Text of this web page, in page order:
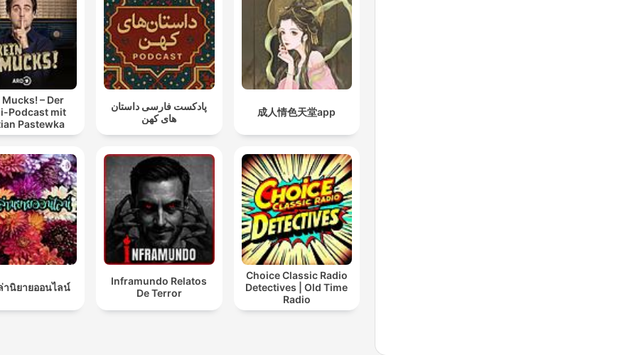
Mucks! – Der
Podcast mit
Pastewka
پادکست فارسی داستان
های کهن
成人情色天堂app
านิยายออนไลน์
Inframundo Relatos
De Terror
Choice Classic Radio
Detectives | Old Time
Radio